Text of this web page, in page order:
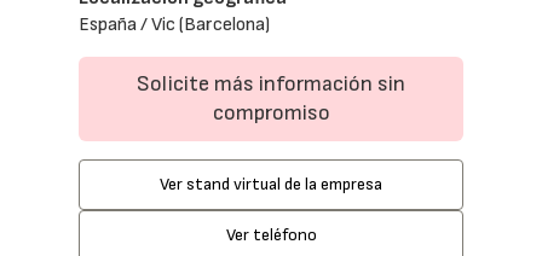
España / Vic (Barcelona)
Solicite más información sin
compromiso
Ver stand virtual de la empresa
Ver teléfono